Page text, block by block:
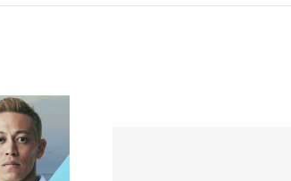
カバーリンク